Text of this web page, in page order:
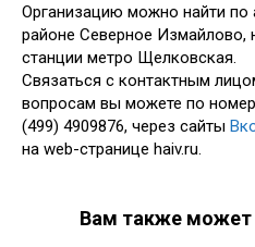
Организацию можно найти по
районе Северное Измайлово,
станции метро Щелковская.
Связаться с контактным
вопросам вы можете по
(499) 4909876, через сайты
на web-странице haiv.ru.
Вам также может